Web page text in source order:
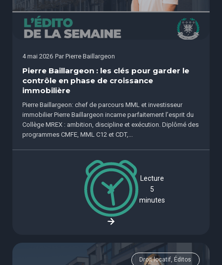
4 mai 2026 Par Pierre Baillargeon
Pierre Baillargeon : les clés pour garder le
contrôle en phase de croissance
immobilière
Pierre Baillargeon: chef de parcours MML et investisseur
immobilier Pierre Baillargeon incarne parfaitement l’esprit du
Collège MREX : ambition, discipline et exécution. Diplômé des
programmes CMFE, MML C12 et CDT,...
Lecture
5
minutes
Droit locatif, Éditos